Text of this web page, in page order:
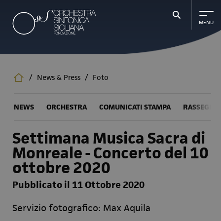
contenuto
principale
/ News & Press / Foto
NEWS ORCHESTRA COMUNICATI STAMPA
Settimana Musica Sacra di
Monreale - Concerto del 10
ottobre 2020
Pubblicato il 11 Ottobre 2020
Servizio fotografico: Max Aquila